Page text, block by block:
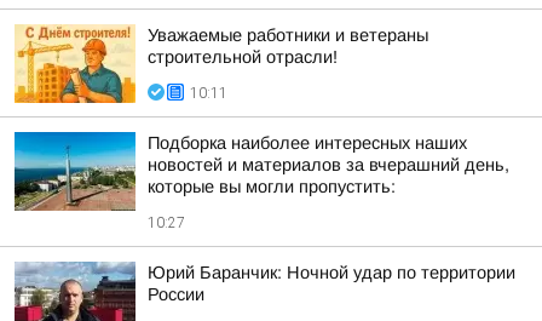
Уважаемые работники и ветераны
строительной отрасли!
10:11
Подборка наиболее интересных наших
новостей и материалов за вчерашний день,
которые вы могли пропустить:
10:27
Юрий Баранчик: Ночной удар по территории
России